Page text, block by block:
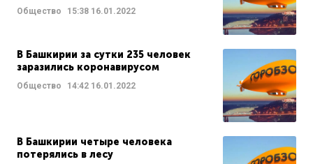
Общество 15:38 16.01.2022
В Башкирии за сутки 235 человек
заразились коронавирусом
Общество 14:42 16.01.2022
В Башкирии четыре человека
потерялись в лесу